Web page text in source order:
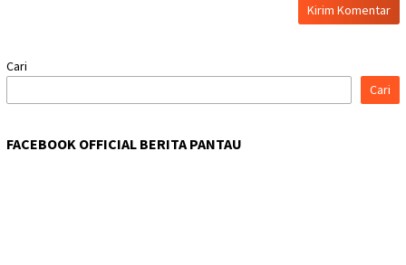
Cari
Cari
FACEBOOK OFFICIAL BERITA PANTAU